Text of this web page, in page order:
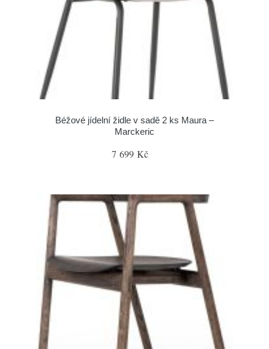
Béžové jídelní židle v sadě 2 ks Maura –
Marckeric
7 699 Kč